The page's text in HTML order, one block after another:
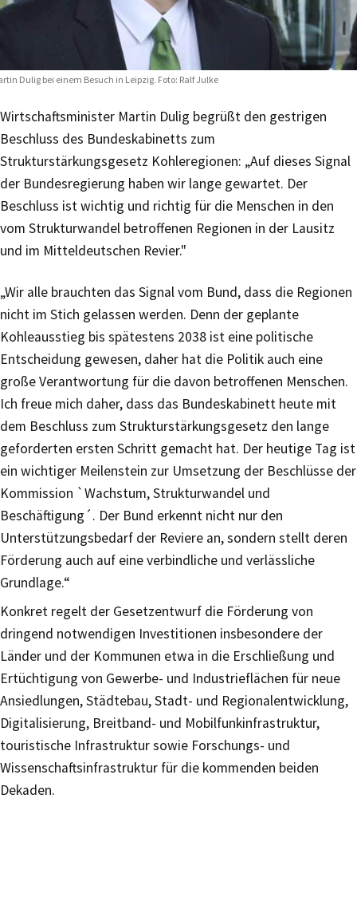
Dulig bei einem Besuch in Leipzig. Foto: Ralf Julke
Wirtschaftsminister Martin Dulig begrüßt den gestrigen
Beschluss des Bundeskabinetts zum
Strukturstärkungsgesetz Kohleregionen: „Auf dieses Signal
der Bundesregierung haben wir lange gewartet. Der
Beschluss ist wichtig und richtig für die Menschen in den
vom Strukturwandel betroffenen Regionen in der Lausitz
und im Mitteldeutschen Revier."
„Wir alle brauchten das Signal vom Bund, dass die Regionen
nicht im Stich gelassen werden. Denn der geplante
Kohleausstieg bis spätestens 2038 ist eine politische
Entscheidung gewesen, daher hat die Politik auch eine
große Verantwortung für die davon betroffenen Menschen.
Ich freue mich daher, dass das Bundeskabinett heute mit
dem Beschluss zum Strukturstärkungsgesetz den lange
geforderten ersten Schritt gemacht hat. Der heutige Tag ist
ein wichtiger Meilenstein zur Umsetzung der Beschlüsse der
Kommission `Wachstum, Strukturwandel und
Beschäftigung´. Der Bund erkennt nicht nur den
Unterstützungsbedarf der Reviere an, sondern stellt deren
Förderung auch auf eine verbindliche und verlässliche
Grundlage.“
Konkret regelt der Gesetzentwurf die Förderung von
dringend notwendigen Investitionen insbesondere der
Länder und der Kommunen etwa in die Erschließung und
Ertüchtigung von Gewerbe- und Industrieflächen für neue
Ansiedlungen, Städtebau, Stadt- und Regionalentwicklung,
Digitalisierung, Breitband- und Mobilfunkinfrastruktur,
touristische Infrastruktur sowie Forschungs- und
Wissenschaftsinfrastruktur für die kommenden beiden
Dekaden.